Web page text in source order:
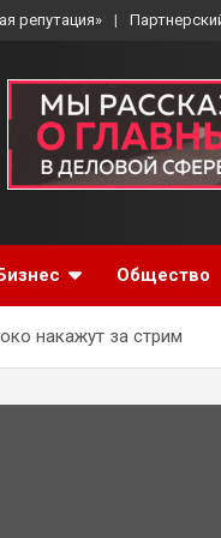
репутация»
Общество
накажут за стрим